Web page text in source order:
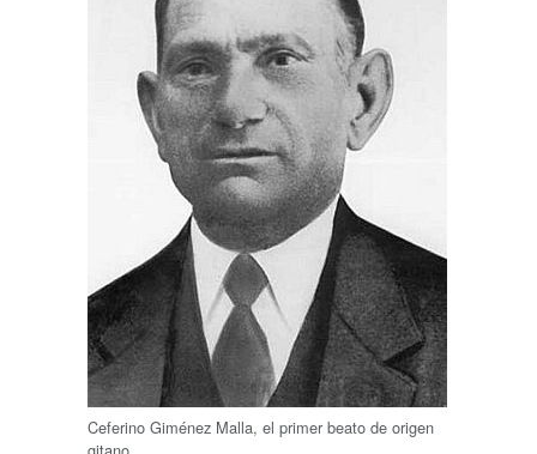
Ceferino Giménez Malla, el primer beato de origen
gitano